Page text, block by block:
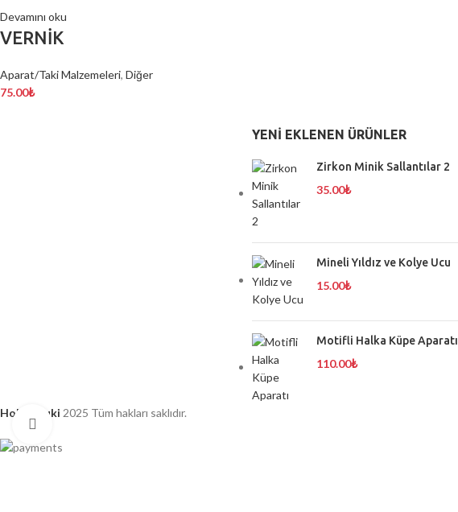
Devamını oku
VERNİK
Aparat/Taki Malzemeleri, Diğer
75.00₺
YENI EKLENEN ÜRÜNLER
Zirkon Minik Sallantılar 2
35.00₺
Mineli Yıldız ve Kolye Ucu
15.00₺
Motifli Halka Küpe Aparatı
110.00₺
Hobimiyuki 2025 Tüm hakları saklıdır.